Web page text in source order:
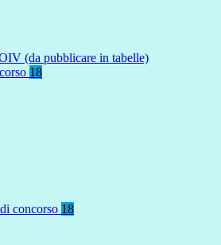
(da pubblicare in tabelle)
18
concorso 18